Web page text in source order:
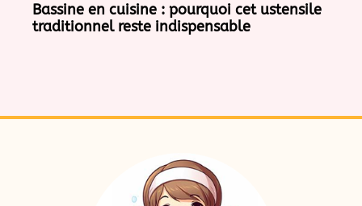
Bassine en cuisine : pourquoi cet ustensile
traditionnel reste indispensable